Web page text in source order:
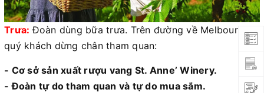
Trưa: Đoàn dùng bữa trưa. Trên đường về Melbourne,
quý khách dừng chân tham quan:
- Cơ sở sản xuất rượu vang St. Anne’ Winery.
- Đoàn tự do tham quan và tự do mua sắm.